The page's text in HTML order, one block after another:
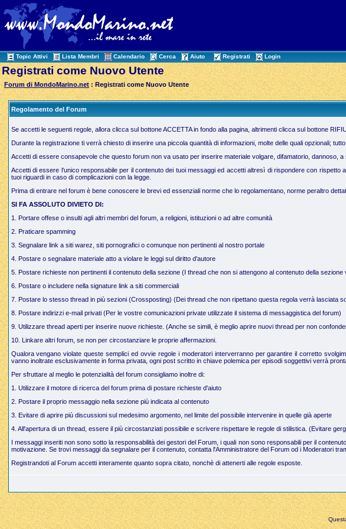
Topic Attivi Lista Membri Calendario Cerca Aiuto Registrati Login
Registrati come Nuovo Utente
Forum di MondoMarino.net : Registrati come Nuovo Utente
Regolamento del Forum
Se accetti le seguenti regole, allora clicca sul bottone ACCETTA in fondo alla pagina, altrimenti clicca sul bottone
Durante la registrazione ti verrà chiesto di inserire una piccola quantità di informazioni, molte delle quali opzionali;
Accetti di essere consapevole che questo forum non va usato per inserire materiale volgare, difamatorio, dannoso,
Accetti di essere l'unico responsabile per il contenuto dei tuoi messaggi ed accetti altresì di rispondere con
tuoi riguardi in caso di complicazioni con la legge.
Prima di entrare nel forum è bene conoscere le brevi ed essenziali norme che lo regolamentano, norme peraltro
SI FA ASSOLUTO DIVIETO DI:
1. Portare offese o insulti agli altri membri del forum, a religioni, istituzioni o ad altre comunità
2. Praticare spamming
3. Segnalare link a siti warez, siti pornografici o comunque non pertinenti al nostro portale
4. Postare o segnalare materiale atto a violare le leggi sul diritto d'autore
5. Postare richieste non pertinenti il contenuto della sezione (I thread che non si attengono al contenuto della sezione
6. Postare o includere nella signature link a siti commerciali
7. Postare lo stesso thread in più sezioni (Crossposting) (Dei thread che non ripettano questa regola verrà lasciata
8. Postare indirizzi e-mail privati (Per le vostre comunicazioni private utilizzate il sistema di messaggistica del forum)
9. Utilizzare thread aperti per inserire nuove richieste. (Anche se simili, è meglio aprire nuovi thread per non
10. Linkare altri forum, se non per circostanziare le proprie affermazioni.
Qualora vengano violate queste semplici ed ovvie regole i moderatori interverranno per garantire il corretto
vanno inoltrate esclusivamente in forma privata, ogni post scritto in chiave polemica per episodi soggettivi verrà
Per sfruttare al meglio le potenzialità del forum consigliamo inoltre di:
1. Utilizzare il motore di ricerca del forum prima di postare richieste d'aiuto
2. Postare il proprio messaggio nella sezione più indicata al contenuto
3. Evitare di aprire più discussioni sul medesimo argomento, nel limite del possibile intervenire in quelle già aperte
4. All'apertura di un thread, essere il più circostanziati possibile e scrivere rispettare le regole di stilistica. (Evitare
I messaggi inseriti non sono sotto la responsabilità dei gestori del Forum, i quali non sono responsabili per il
motivazione. Se trovi messaggi da segnalare per il contenuto, contatta l'Amministratore del Forum od i Moderatori
Registrandoti al Forum accetti interamente quanto sopra citato, nonchè di attenerti alle regole esposte.